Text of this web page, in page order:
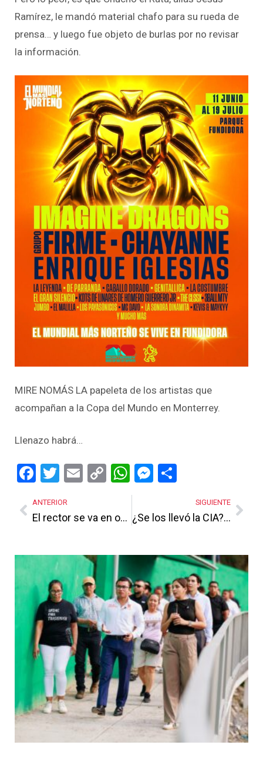
Ramírez, le mandó material chafo para su rueda de
prensa… y luego fue objeto de burlas por no revisar
la información.
MIRE NOMÁS LA papeleta de los artistas que
acompañan a la Copa del Mundo en Monterrey.
Llenazo habrá…
Facebook
Twitter
EmailCopy
Link
WhatsApp
Messenger
ANTERIOR
El rector se va en octubre… ¿neta? ¡Neta!
SIGUIENTE
¿Se los llevó la CIA? Los coacusados de Rocha Moya
Más Noticias